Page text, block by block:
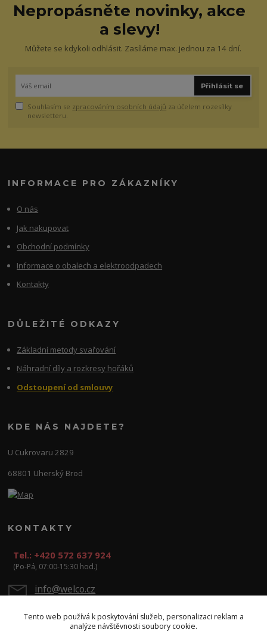
Nepropásněte novinky, akce
a slevy!
Můžete se kdykoli odhlásit. Zasíláme max. jednou za 14 dní.
Přihlásit se
Souhlasím se zpracováním osobních údajů za účelem rozesílky
newsletteru.
INFORMACE PRO ZÁKAZNÍKY
O nás
Jak nakupovat
Obchodní podmínky
Informace o obalech a elektroodpadech
Kontakty
DŮLEŽITÉ ODKAZY
Základní metody svařování
Náhradní díly a rozkresy hořáků
Odstoupení od smlouvy
KDE NÁS NAJDETE?
U Cukrovaru 2829
68801 Uherský Brod
KONTAKTY
Tel.: +420 572 637 924
(Po-Pá, 07:00-15:30 hod.)
info@welco.cz
Tento web používá k poskytování služeb, personalizaci reklam a
analýze návštěvnosti soubory cookie.